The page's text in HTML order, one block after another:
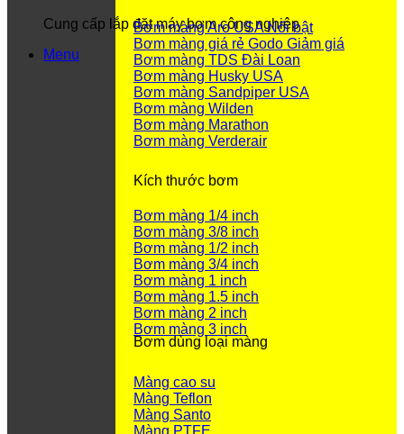
Cung cấp lắp đặt máy bơm công nghiệp
Menu
Bơm màng Aro USA
Bơm màng giá rẻ Godo
Bơm màng TDS Đài Loan
Bơm màng Husky USA
Bơm màng Sandpiper USA
Bơm màng Wilden
Bơm màng Marathon
Bơm màng Verderair
Kích thước bơm
Bơm màng 1/4 inch
Bơm màng 3/8 inch
Bơm màng 1/2 inch
Bơm màng 3/4 inch
Bơm màng 1 inch
Bơm màng 1.5 inch
Bơm màng 2 inch
Bơm màng 3 inch
Bơm dùng loại màng
Màng cao su
Màng Teflon
Màng Santo
Màng PTFE